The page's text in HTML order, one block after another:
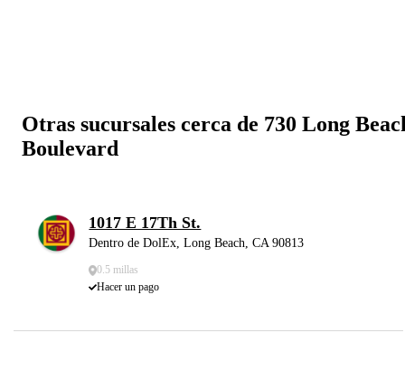
Otras sucursales cerca de 730 Long
Boulevard
1017 E 17Th St.
Dentro de DolEx, Long Beach, CA 90813
0.5 millas
Hacer un pago